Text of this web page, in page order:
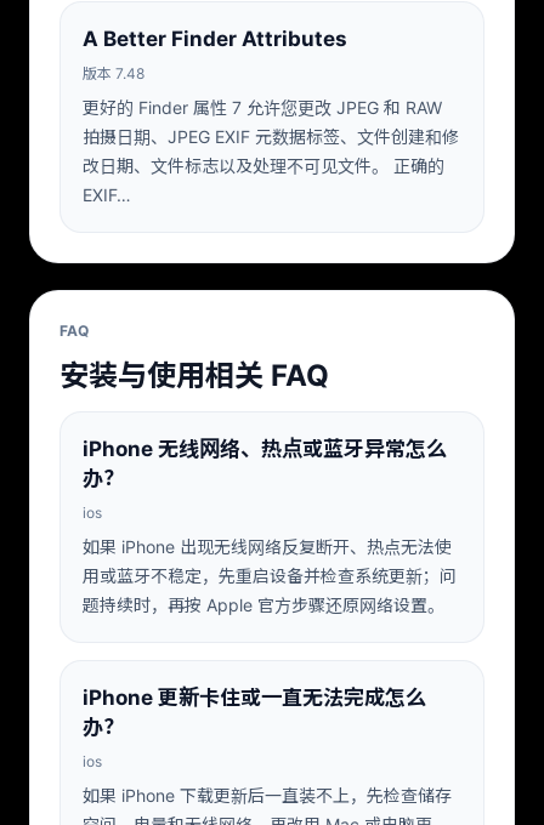
A Better Finder Attributes
版本 7.48
更好的 Finder 属性 7 允许您更改 JPEG 和 RAW
拍摄日期、JPEG EXIF 元数据标签、文件创建和修
改日期、文件标志以及处理不可见文件。 正确的
EXIF…
FAQ
安装与使用相关 FAQ
iPhone 无线网络、热点或蓝牙异常怎么
办？
ios
如果 iPhone 出现无线网络反复断开、热点无法使
用或蓝牙不稳定，先重启设备并检查系统更新；问
题持续时，再按 Apple 官方步骤还原网络设置。
iPhone 更新卡住或一直无法完成怎么
办？
ios
如果 iPhone 下载更新后一直装不上，先检查储存